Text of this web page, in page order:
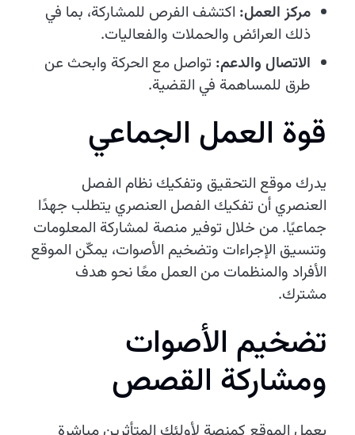
مركز العمل: اكتشف الفرص للمشاركة، بما في
ذلك العرائض والحملات والفعاليات.
الاتصال والدعم: تواصل مع الحركة وابحث عن
طرق للمساهمة في القضية.
قوة العمل الجماعي
يدرك موقع التحقيق وتفكيك نظام الفصل
العنصري أن تفكيك الفصل العنصري يتطلب جهدًا
جماعيًا. من خلال توفير منصة لمشاركة المعلومات
وتنسيق الإجراءات وتضخيم الأصوات، يمكّن الموقع
الأفراد والمنظمات من العمل معًا نحو هدف
مشترك.
تضخيم الأصوات
ومشاركة القصص